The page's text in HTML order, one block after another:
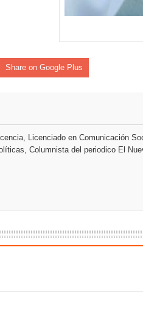
en Santiago el segundo Foro
37001 y se convierte en la
Share on Google Plus
Licenciado en Comunicación
Columnista del periodico El